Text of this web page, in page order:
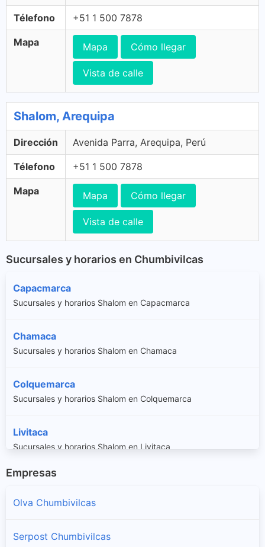
Télefono +51 1 500 7878
Mapa Mapa Cómo llegar
Vista de calle
Shalom, Arequipa
Dirección Avenida Parra, Arequipa, Perú
Télefono +51 1 500 7878
Mapa Mapa Cómo llegar
Vista de calle
Sucursales y horarios en Chumbivilcas
Capacmarca
Sucursales y horarios Shalom en Capacmarca
Chamaca
Sucursales y horarios Shalom en Chamaca
Colquemarca
Sucursales y horarios Shalom en Colquemarca
Livitaca
Sucursales y horarios Shalom en Livitaca
Llusco
Sucursales y horarios Shalom en Quiñota
Empresas
Olva Chumbivilcas
Serpost Chumbivilcas